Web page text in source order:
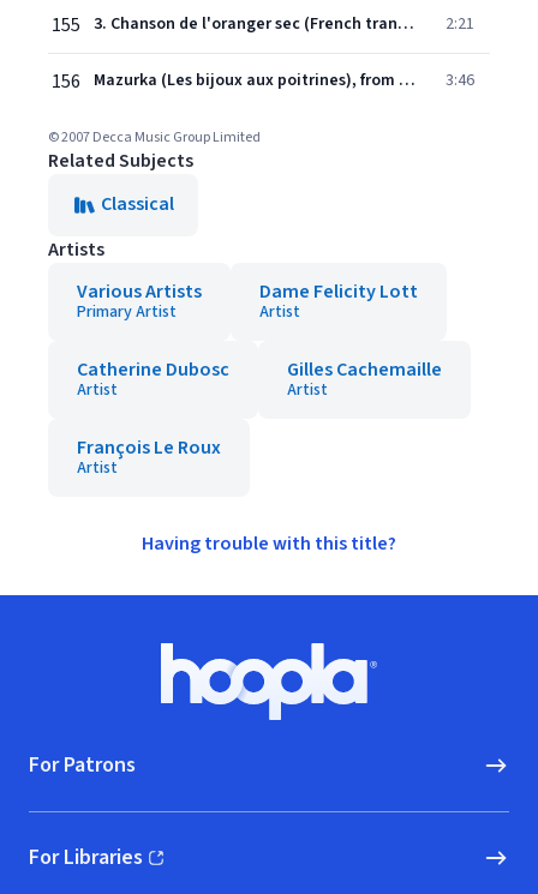
155 3. Chanson de l'oranger sec (French trans. Félix Gattegno) 2:21
156 Mazurka (Les bijoux aux poitrines), from "Mouvements de coeur") 3:46
© 2007 Decca Music Group Limited
Related Subjects
Classical
Artists
Various Artists
Primary Artist
Dame Felicity Lott
Artist
Catherine Dubosc
Artist
Gilles Cachemaille
Artist
François Le Roux
Artist
Having trouble with this title?
Hoopla logo, Go to homepage
For Patrons
For Libraries
(opens in new window)